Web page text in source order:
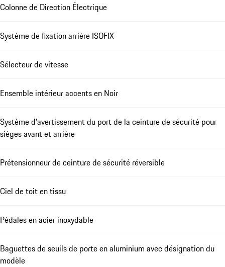
Colonne de Direction Électrique
Système de fixation arrière ISOFIX
Sélecteur de vitesse
Ensemble intérieur accents en Noir
Système d'avertissement du port de la ceinture de sécurité pour
sièges avant et arrière
Prétensionneur de ceinture de sécurité réversible
Ciel de toit en tissu
Pédales en acier inoxydable
Baguettes de seuils de porte en aluminium avec désignation du
modèle